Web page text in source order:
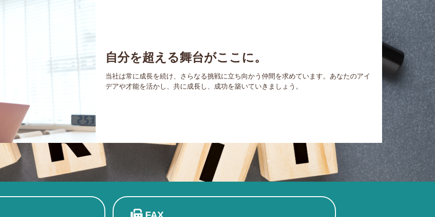
自分を超える舞台がここに。
当社は常に成長を続け、さらなる挑戦に立ち向かう仲間を求めています。あなたのアイ
デアや才能を活かし、共に成長し、成功を築いていきましょう。